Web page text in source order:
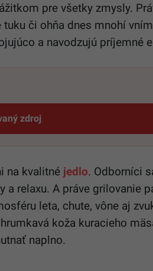
pre všetky zmysly.
či ohňa dnes mnohí
a navodzujú príjemné
zdroj
odkaz sa otvorí v novom okne
na kvalitné jedlo. Odborníci
a relaxu. A práve grilovanie
leta, chute, vône aj
koža kuracieho
naplno.